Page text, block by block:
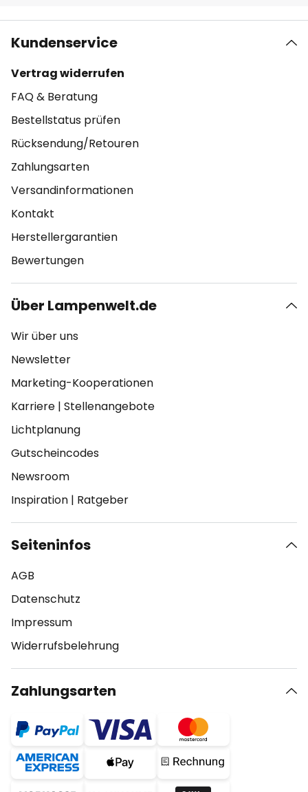
Kundenservice
Vertrag widerrufen
FAQ & Beratung
Bestellstatus prüfen
Rücksendung/Retouren
Zahlungsarten
Versandinformationen
Kontakt
Herstellergarantien
Bewertungen
Über Lampenwelt.de
Wir über uns
Newsletter
Marketing-Kooperationen
Karriere | Stellenangebote
Lichtplanung
Gutscheincodes
Newsroom
Inspiration | Ratgeber
Seiteninfos
AGB
Datenschutz
Impressum
Widerrufsbelehrung
Zahlungsarten